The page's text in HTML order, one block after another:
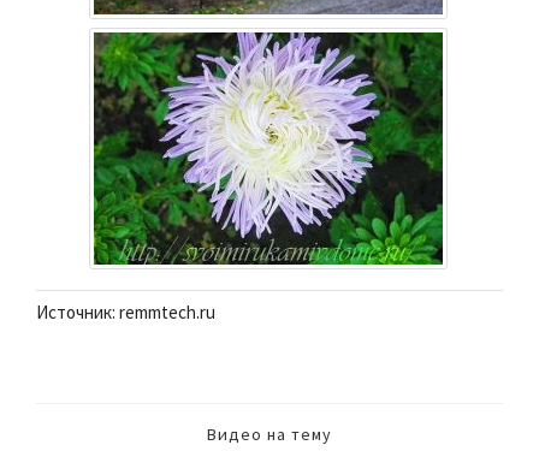
Источник: remmtech.ru
Видео на тему